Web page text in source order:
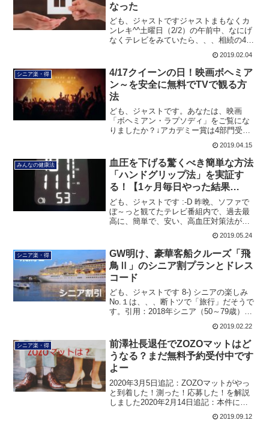
なった
ども、ジャストですジャストまもなくカ
ンレキ^^土曜日（2/2）の午前中、なにげ
なくテレビをみていたら、、、相続の40
年ぶりの新ルール！という文字が見え、
自分自身も「気になってる話題」だった
ので全編観ました。ジャスト30分ですが
^^その番組で...
2019.02.04
シニア楽・得
4/17クイーンの日！映画ボヘミア
ン～を安全に無料でTVで観る方
法
ども、ジャストです。あなたは、映画
「ボヘミアン・ラプソディ」をご覧にな
りましたか？↓アカデミー賞は4部門受
賞！（ノミネート5部門） View this
post on Instagram 映画『ボヘミア
ン・ラプソ...
2019.04.15
みんなの健康法
血圧を下げる驚くべき簡単な方法
「ハンドグリップ法」を実証す
る！【1ヶ月毎日やった結果
は？】
ども、ジャストです :-D 昨晩、ソファで
ぼ～っと観てたテレビ番組内で、過去最
高に、簡単で、安い、高血圧対策法が紹
介されていたので、これは紹介しなき
ゃ！と起き上がり、メモメモしましたの
で、シェアしますね！ジャスト番組は
NHKの「ガッテン」で...
2019.05.24
シニア楽・得
GW明け、豪華客船クルーズ「飛
鳥Ⅱ」のシニア割プランとドレス
コード
ども、ジャストです 8-) シニアの楽しみ
No.１は、、、断トツで「旅行」だそうで
す。引用：2018年シニア（50～79歳）の
生活意識調査／ソニー生命特に、国内旅
行が人気！で、最近では、旅行関連各社
がシニア層の取り込みのために、さまざ
まな「...
2019.02.22
シニア楽・得
前澤社長退任でZOZOマットはど
うなる？まだ無料予約受付中です
よー
2020年3月5日追記：ZOZOマットがやっ
と到着した！測った！応募した！を解説
しました2020年2月14日追記：本件に関
して、やっと、やっと、ZOZOが動くみ
たいです。登録した方、安心してくださ
2019.09.12